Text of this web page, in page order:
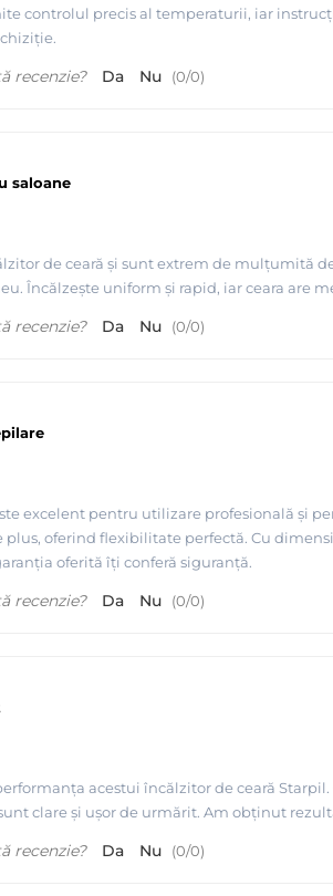
- Starpil Spania
controlul precis al temperaturii, iar
recenzie? Da Nu (0/0)
saloane
de ceară și sunt extrem de mulțumită
Încălzește uniform și rapid, iar ceara are
recenzie?
Da Nu (0/0)
excelent pentru utilizare profesională și
oferind flexibilitate perfectă. Cu
oferită îți conferă siguranță.
recenzie? Da Nu (0/0)
acestui încălzitor de ceară
clare și ușor de urmărit. Am obținut
recenzie? Da Nu (0/0)